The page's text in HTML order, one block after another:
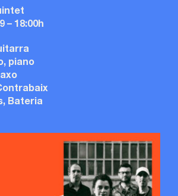
– 18:00h
piano
Bateria